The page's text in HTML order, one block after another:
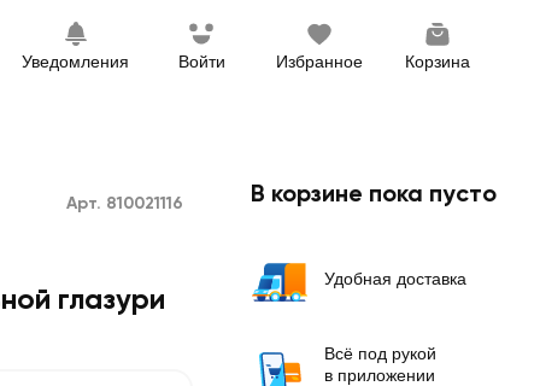
Уведомления Войти Избранное Корзина
Арт. 810021116
глазури
В корзине пока пусто
Удобная доставка
Всё под рукой
в приложении